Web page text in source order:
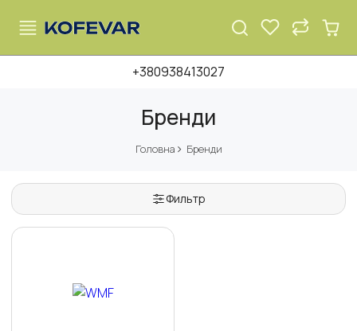
+380938413027
Бренди
Головна Бренди
Фильтр